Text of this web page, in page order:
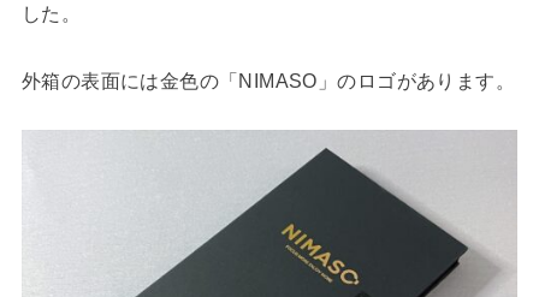
した。
外箱の表面には金色の「NIMASO」のロゴがあります。